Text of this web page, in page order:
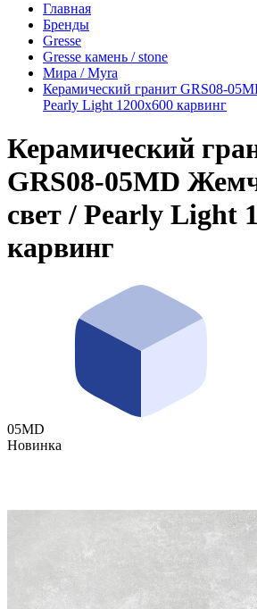
Главная
Бренды
Gresse
Gresse камень / stone
Мира / Myra
Керамический гранит GRS08-
Pearly Light 1200x600 карвинг
Керамический
GRS08-05MD
свет / Pearly Light
карвинг
05MD
Новинка